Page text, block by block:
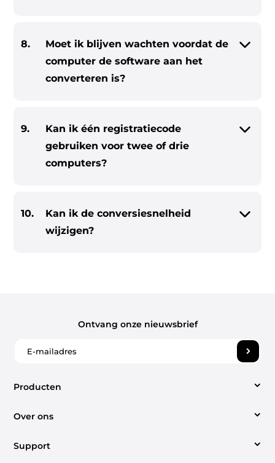
8.
Moet ik blijven wachten voordat de
computer de software aan het
converteren is?
9.
Kan ik één registratiecode
gebruiken voor twee of drie
computers?
10.
Kan ik de conversiesnelheid
wijzigen?
Producten
Support
Over ons
Over ons
Ontvang onze nieuwsbrief